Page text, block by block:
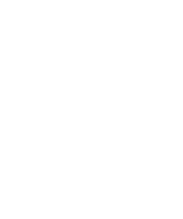
lo último en
viejos
mostrar a todos
¡Bueno, no